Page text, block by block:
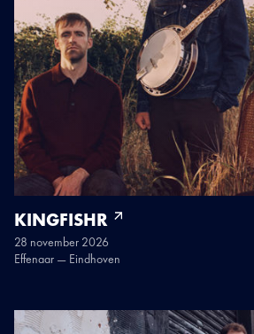
KINGFISHR
28 november 2026
Effenaar — Eindhoven